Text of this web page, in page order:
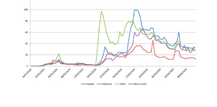
Las tendencias en
Internet como una
aproximación a la
incidencia del